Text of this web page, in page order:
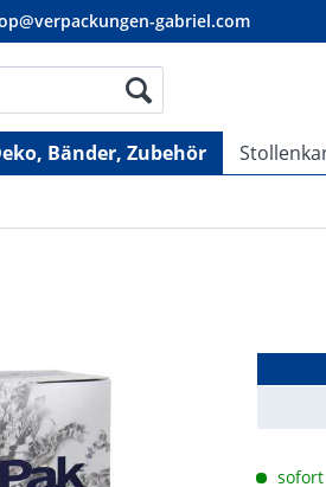
gabriel.com
Bänder, Zubehör